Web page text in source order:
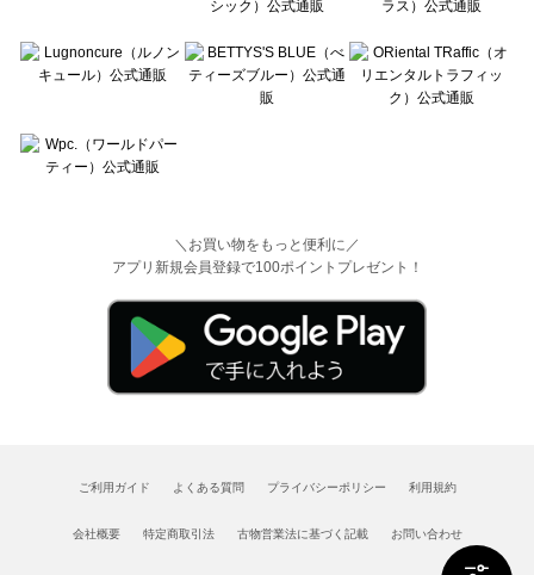
＼お買い物をもっと便利に／
アプリ新規会員登録で100ポイントプレゼント！
ご利用ガイド よくある質問 プライバシーポリシー 利用規約
会社概要 特定商取引法 古物営業法に基づく記載 お問い合わせ